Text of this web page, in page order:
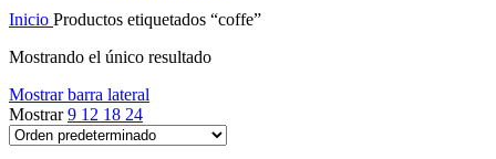
Inicio Productos etiquetados “coffe”
Mostrando el único resultado
Mostrar barra lateral
Mostrar9 12 18 24